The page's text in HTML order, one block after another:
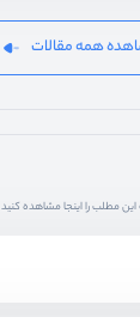
همه مقالات
مطلب را اینجا مشاهده کنید